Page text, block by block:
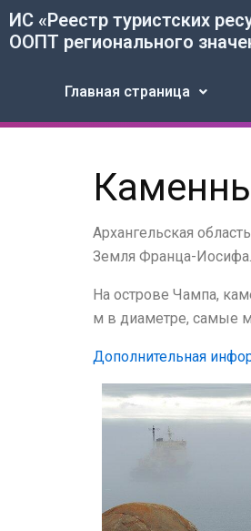
Перейти
содержимому
ИС «Реестр туристских
ООПТ регионального
Главная страница
Архангельская
Земля Франца-Иосифа.
На острове Чампа,
м в диаметре, самые
Дополнительная